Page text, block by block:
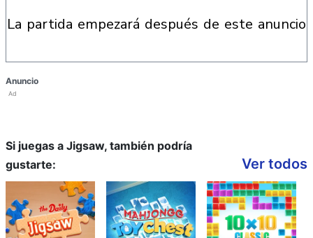
la partida empezará después de este anuncio
Anuncio
Ad
Si juegas a Jigsaw, también podría
gustarte:
Ver todos